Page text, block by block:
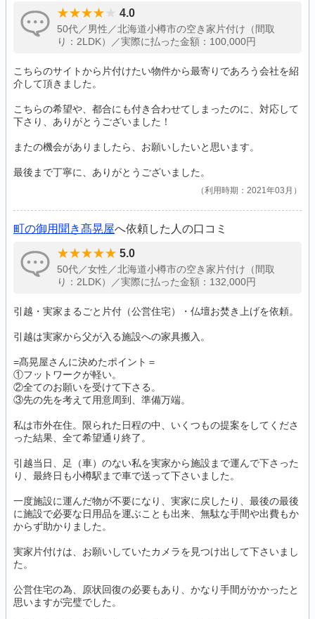
4.0
50代／男性／北海道小樽市の空き家片付け（間取
り：2LDK）／実際に払った金額：100,000円
こちらのサイトから片付けたい物件から最寄りであろう会社を紹
介して頂きました。
こちらの希望や、都合にも付き合わせてしまったのに、対応して
下さり、ありがとうございました！
またの機会がありましたら、お願いしたいと思います。
最後まで丁寧に、ありがとうございました。
利用時期：2021年03月
町の御用聞き髙晃屋へ依頼した人の口コミ
5.0
50代／女性／北海道小樽市の空き家片付け（間取
り：2LDK）／実際に払った金額：132,000円
引越・実家まるごと片付（公営住宅）・仏壇お焚き上げを依頼。
引越は実家から父が入る施設への家具搬入。
=髙晃屋さんに決めたポイント＝
①フットワークが軽い。
②全てのお願いを受けて下さる。
③先の先を考えて用意周到、準備万端。
私は市外在住。限られた日程の中、いくつもの提案をしてくださ
った結果、全て希望通り終了。
引越当日、足（車）のない私を実家から施設まで運んで下さった
り、最終日も小樽駅まで車で送って下さいました。
一度施設に運んだ物が不要になり、実家に戻したり、最後の最後
に施設で必要な日用品を運ぶことも出来、無駄な手間や出費もか
からず助かりました。
実家片付けは、お願いしていたカメラを見つけ出して下さいまし
た。
公営住宅の為、原状回復の必要もあり、かなり手間がかかったと
思いますが完璧でした。